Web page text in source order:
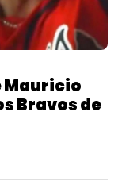
Mauricio
Bravos de